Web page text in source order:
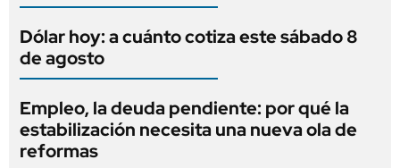
Dólar hoy: a cuánto cotiza este sábado 8
de agosto
Empleo, la deuda pendiente: por qué la
estabilización necesita una nueva ola de
reformas